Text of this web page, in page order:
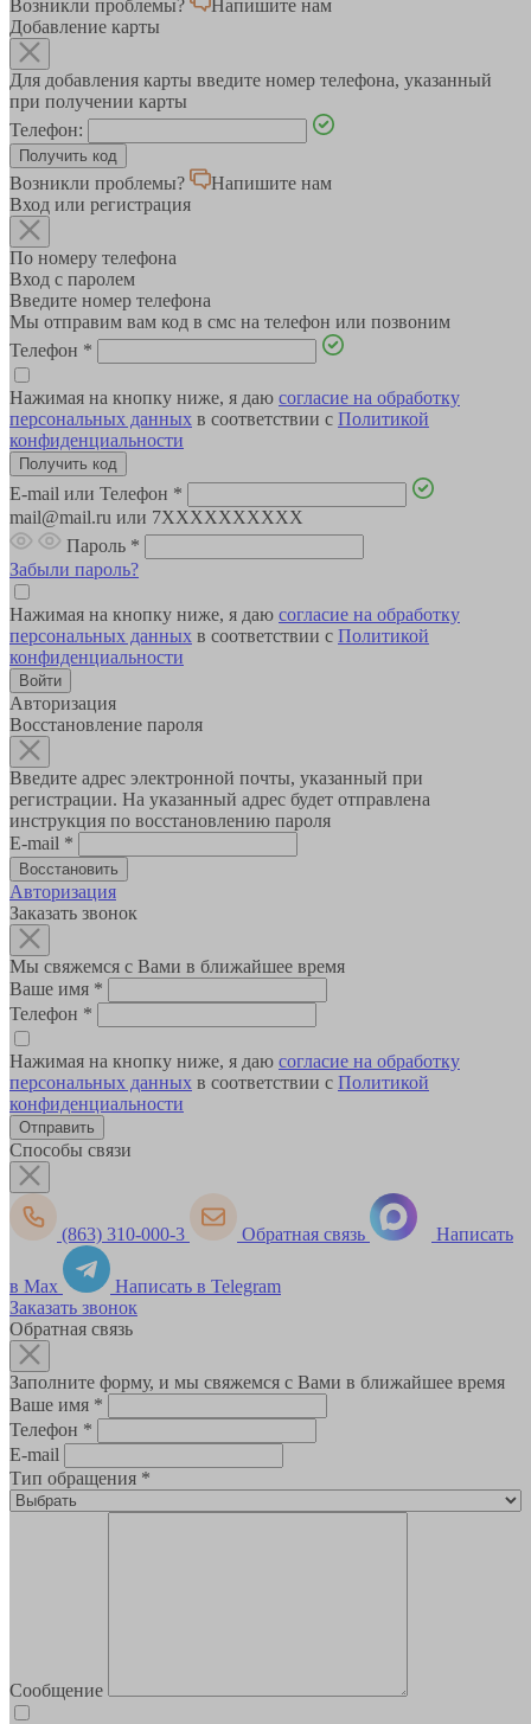
Возникли проблемы?
Напишите нам
Добавление карты
Для добавления карты введите номер телефона, указанный
при получении карты
Телефон:
Возникли проблемы?
Напишите нам
Вход или регистрация
По номеру телефона
Вход с паролем
Введите номер телефона
Мы отправим вам код в смс на телефон или позвоним
Телефон *
Нажимая на кнопку ниже, я даю согласие на обработку
персональных данных в соответствии с Политикой
конфиденциальности
E-mail или Телефон *
mail@mail.ru или 7XXXXXXXXXX
Пароль *
Забыли пароль?
Нажимая на кнопку ниже, я даю согласие на обработку
персональных данных в соответствии с Политикой
конфиденциальности
Авторизация
Восстановление пароля
Введите адрес электронной почты, указанный при
регистрации. На указанный адрес будет отправлена
инструкция по восстановлению пароля
E-mail *
Авторизация
Заказать звонок
Мы свяжемся с Вами в ближайшее время
Ваше имя *
Телефон *
Нажимая на кнопку ниже, я даю согласие на обработку
персональных данных в соответствии с Политикой
конфиденциальности
Способы связи
(863) 310-000-3 Обратная связь Написать
в Max
Написать в Telegram
Заказать звонок
Обратная связь
Заполните форму, и мы свяжемся с Вами в ближайшее время
Ваше имя *
Телефон *
E-mail
Тип обращения *
Сообщение